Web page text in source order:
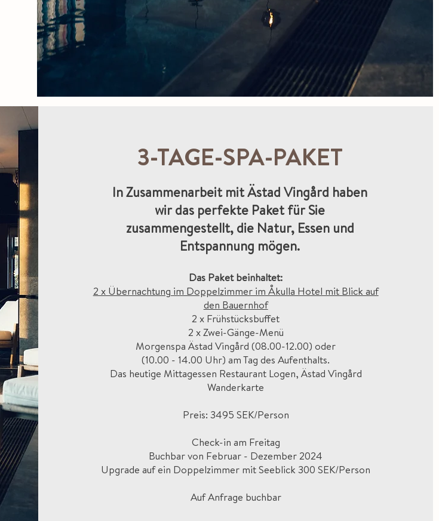
3-TAGE-SPA-PAKET
In Zusammenarbeit mit Ästad Vingård haben
wir das perfekte Paket für Sie
zusammengestellt, die Natur, Essen und
Entspannung mögen.
Das Paket beinhaltet:
2 x Übernachtung im Doppelzimmer im Åkulla Hotel mit Blick auf
den Bauernhof
2 x Frühstücksbuffet
2 x Zwei-Gänge-Menü
Morgenspa Ästad Vingård (08.00-12.00) oder
(10.00 - 14.00 Uhr) am Tag des Aufenthalts.
Das heutige Mittagessen Restaurant Logen, Ästad Vingård
Wanderkarte
Preis: 3495 SEK/Person
Check-in am Freitag
Buchbar von Februar - Dezember 2024
Upgrade auf ein Doppelzimmer mit Seeblick 300 SEK/Person
Auf Anfrage buchbar